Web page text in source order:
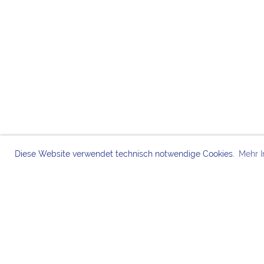
Diese Website verwendet technisch notwendige Cookies. Mehr